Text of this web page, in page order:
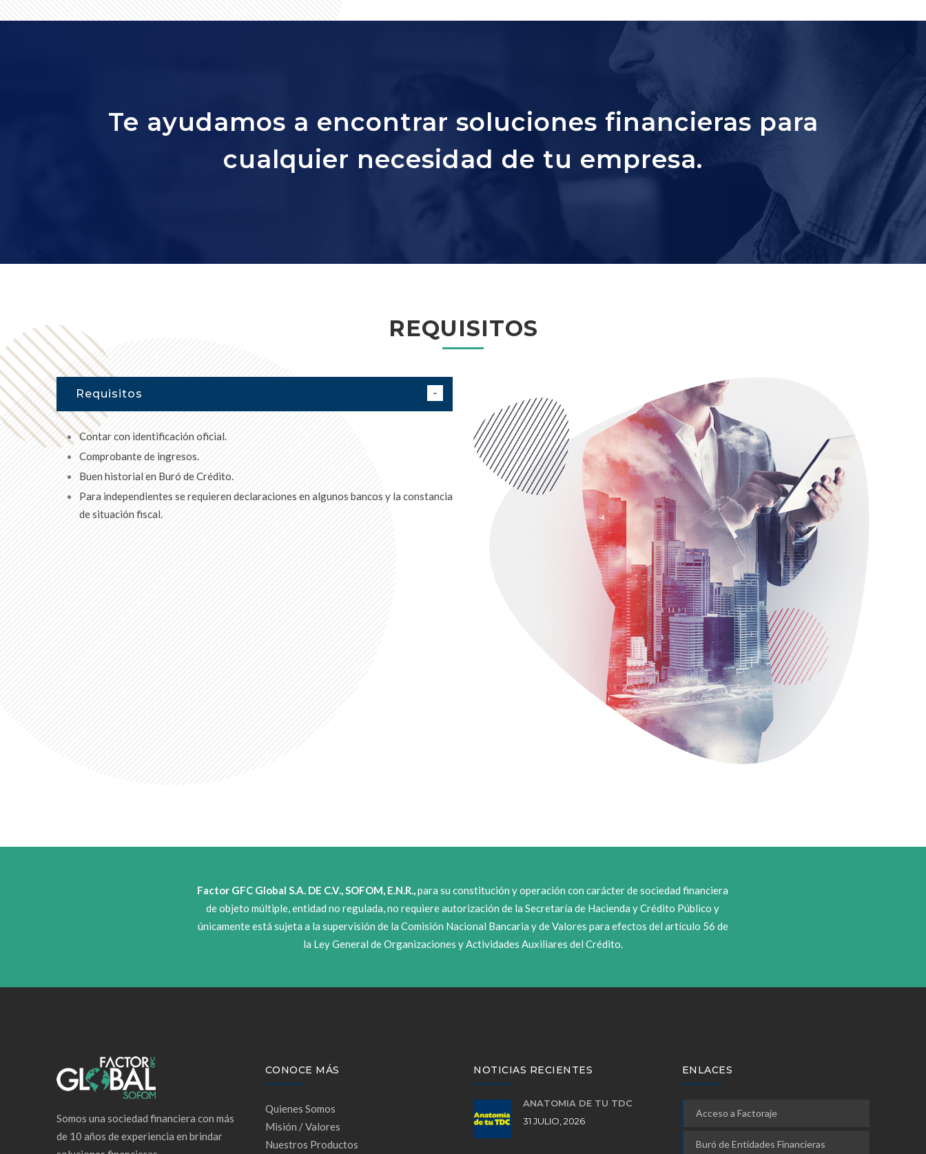
Te ayudamos a encontrar soluciones financieras para
cualquier necesidad de tu empresa.
REQUISITOS
Requisitos
Contar con identificación oficial.
Comprobante de ingresos.
Buen historial en Buró de Crédito.
Para independientes se requieren declaraciones en algunos bancos y la constancia
de situación fiscal.
Factor GFC Global S.A. DE C.V., SOFOM, E.N.R.,para su constitución y operación con carácter de sociedad financiera
de objeto múltiple, entidad no regulada, no requiere autorización de la Secretaría de Hacienda y Crédito Público y
únicamente está sujeta a la supervisión de la Comisión Nacional Bancaria y de Valores para efectos del artículo 56 de
la Ley General de Organizaciones y Actividades Auxiliares del Crédito.
Somos una sociedad financiera con más
de 10 años de experiencia en brindar
CONOCE MÁS
Quienes Somos
Misión / Valores
Nuestros Productos
NOTICIAS RECIENTES
ANATOMÍA DE TU TDC
31 JULIO, 2026
ENLACES
Acceso a Factoraje
Buró de Entidades Financieras